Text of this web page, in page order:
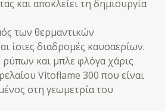
και αποκλείει τη δημιουργία
των θερμαντικών
ίσιες διαδρομές καυσαερίων.
ρύπων και μπλε φλόγα χάρις
Vitoflame 300 που είναι
στη γεωμετρία του